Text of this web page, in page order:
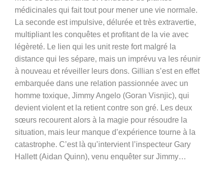
médicinales qui fait tout pour mener une vie normale.
La seconde est impulsive, délurée et très extravertie,
multipliant les conquêtes et profitant de la vie avec
légèreté. Le lien qui les unit reste fort malgré la
distance qui les sépare, mais un imprévu va les réunir
à nouveau et réveiller leurs dons. Gillian s’est en effet
embarquée dans une relation passionnée avec un
homme toxique, Jimmy Angelo (Goran Visnjic), qui
devient violent et la retient contre son gré. Les deux
sœurs recourent alors à la magie pour résoudre la
situation, mais leur manque d’expérience tourne à la
catastrophe. C’est là qu’intervient l’inspecteur Gary
Hallett (Aidan Quinn), venu enquêter sur Jimmy…